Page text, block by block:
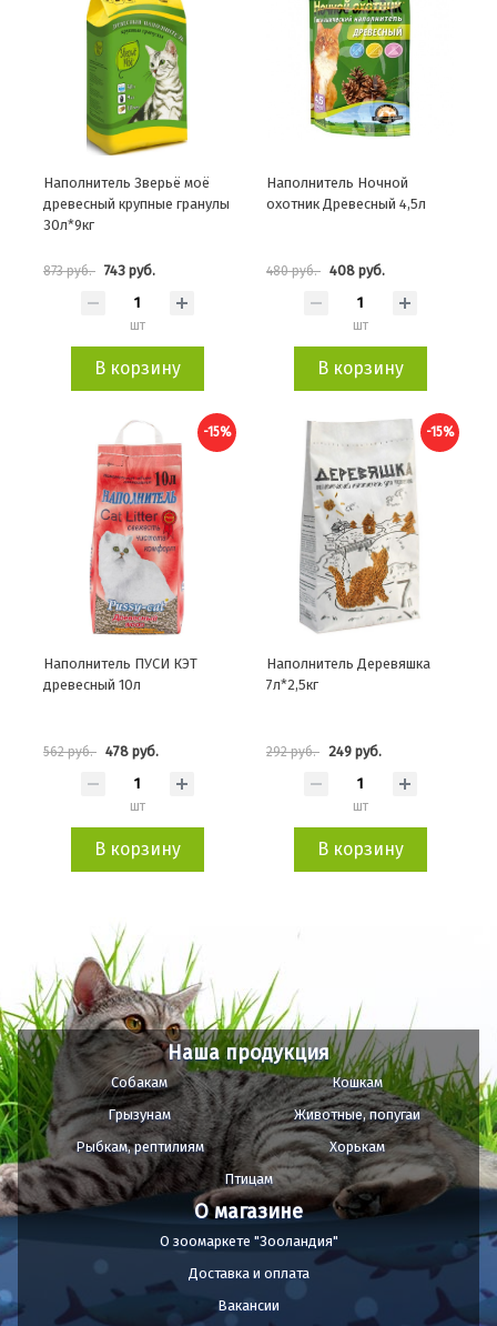
Наполнитель Зверьё моё
древесный крупные гранулы
30л*9кг
873 руб. 743 руб.
шт
В корзину
Наполнитель Ночной
охотник Древесный 4,5л
480 руб. 408 руб.
шт
В корзину
-15%
Наполнитель ПУСИ КЭТ
древесный 10л
562 руб. 478 руб.
шт
В корзину
-15%
Наполнитель Деревяшка
7л*2,5кг
292 руб. 249 руб.
шт
В корзину
Наша продукция
Собакам
Кошкам
Грызунам
Животные, попугаи
Рыбкам, рептилиям
Хорькам
Птицам
О магазине
О зоомаркете "Зооландия"
Доставка и оплата
Вакансии